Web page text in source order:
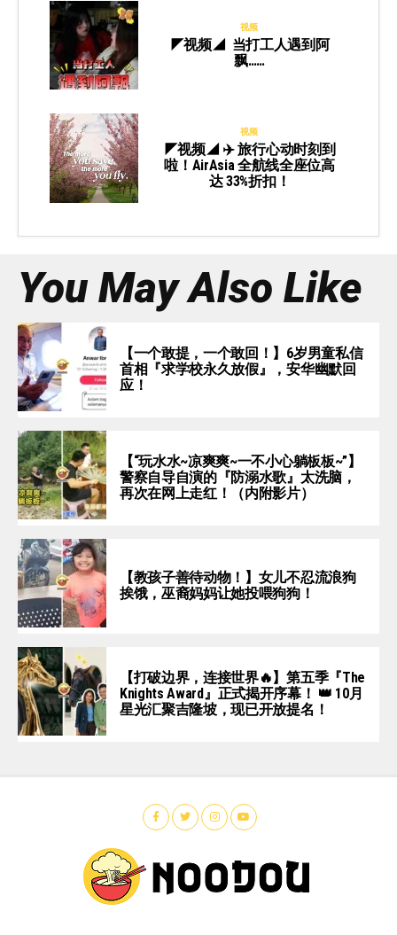
视频
◤视频◢ 当打工人遇到阿
飘……
视频
◤视频◢ ✈️ 旅行心动时刻到
啦！AirAsia 全航线全座位高
达 33%折扣！
You May Also Like
【一个敢提，一个敢回！】6岁男童私信
首相『求学校永久放假』，安华幽默回
应！
【“玩水水~凉爽爽~一不小心躺板板~”】
警察自导自演的『防溺水歌』太洗脑，
再次在网上走红！（内附影片）
【教孩子善待动物！】女儿不忍流浪狗
挨饿，巫裔妈妈让她投喂狗狗！
【打破边界，连接世界🔥】第五季『The
Knights Award』正式揭开序幕！ 👑 10月
星光汇聚吉隆坡，现已开放提名！